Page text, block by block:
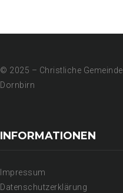
© 2025 – Christliche Gemeinde
Dornbirn
INFORMATIONEN
Impressum
Datenschutzerklärung